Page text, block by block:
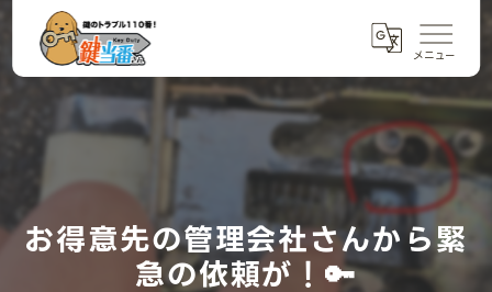
お得意先の管理会社さんから緊
急の依頼が！🔑